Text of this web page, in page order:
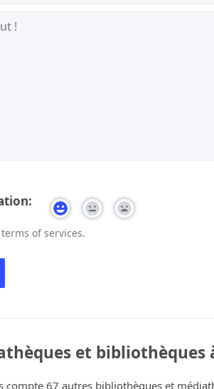
of services.
et bibliothèques
compte 67 autres bibliothèques et